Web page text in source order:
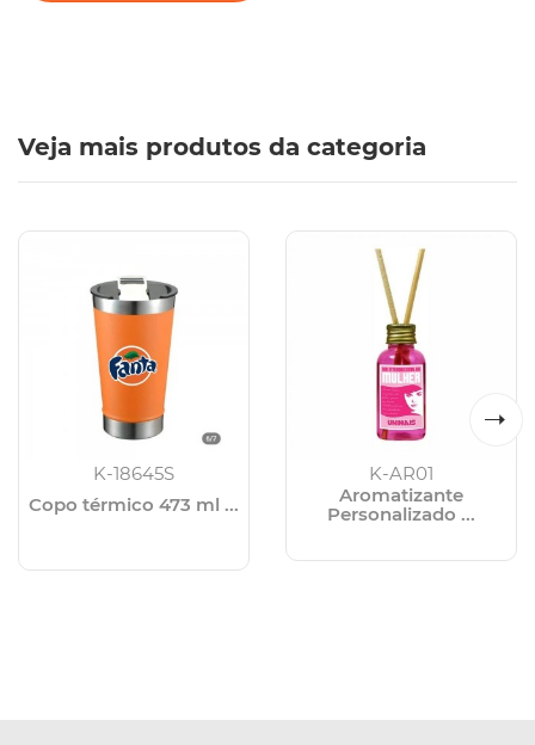
Veja mais produtos da categoria
K-18645S
Copo térmico 473 ml ...
K-AR01
Aromatizante
Personalizado ...